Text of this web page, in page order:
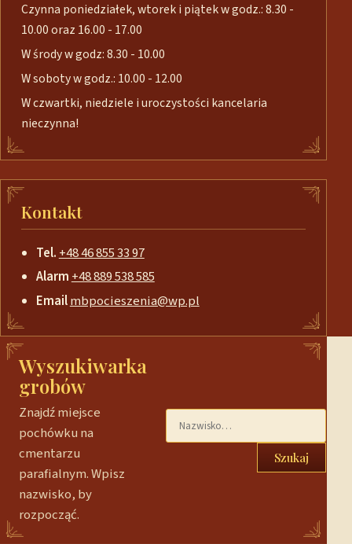
Czynna poniedziałek, wtorek i piątek w godz.: 8.30 -
10.00 oraz 16.00 - 17.00
W środy w godz: 8.30 - 10.00
W soboty w godz.: 10.00 - 12.00
W czwartki, niedziele i uroczystości kancelaria
nieczynna!
Kontakt
Tel. +48 46 855 33 97
Alarm+48 889 538 585
Emailmbpocieszenia@wp.pl
Wyszukiwarka
grobów
Znajdź miejsce
pochówku na
cmentarzu
parafialnym. Wpisz
nazwisko, by
rozpocząć.
Szukaj